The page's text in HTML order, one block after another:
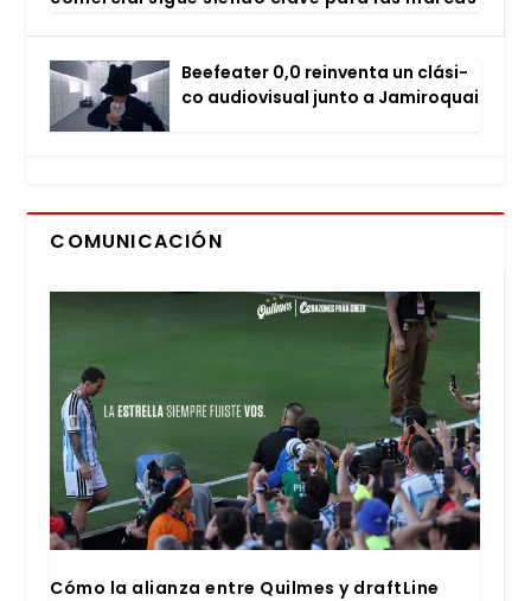
Bee­fea­ter 0,0 rein­ven­ta un clá­si­
co audio­vi­sual jun­to a Jami­ro­quai
COMUNICACIÓN
Cómo la alian­za entre Quil­mes y draftLi­ne